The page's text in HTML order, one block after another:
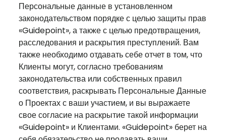
Персональные данные в установленном
законодательством порядке с целью защиты прав
«Guidepoint», а также с целью предотвращения,
расследования и раскрытия преступлений. Вам
также необходимо отдавать себе отчет в том, что
Клиенты могут, согласно требованиям
законодательства или собственных правил
соответствия, раскрывать Персональные Данные
о Проектах с ваши участием, и вы выражаете
свое согласие на раскрытие такой информации
«Guidepoint» и Клиентами. «Guidepoint» берет на